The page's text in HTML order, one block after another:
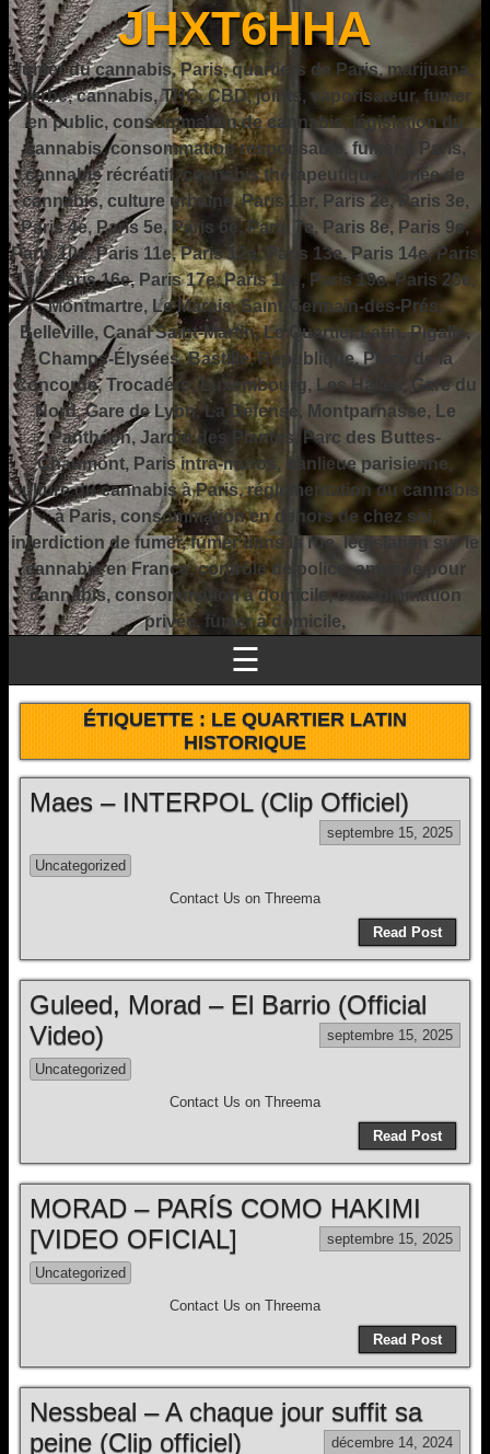
JHXT6HHA
fumer du cannabis, Paris, quartiers de Paris, marijuana,
herbe, cannabis, THC, CBD, joints, vaporisateur, fumer
en public, consommation de cannabis, législation du
cannabis, consommation responsable, fumer à Paris,
cannabis récréatif, cannabis thérapeutique, fumée de
cannabis, culture urbaine, Paris 1er, Paris 2e, Paris 3e,
Paris 4e, Paris 5e, Paris 6e, Paris 7e, Paris 8e, Paris 9e,
Paris 10e, Paris 11e, Paris 12e, Paris 13e, Paris 14e, Paris
15e, Paris 16e, Paris 17e, Paris 18e, Paris 19e, Paris 20e,
Montmartre, Le Marais, Saint-Germain-des-Prés,
Belleville, Canal Saint-Martin, Le Quartier Latin, Pigalle,
Champs-Élysées, Bastille, République, Place de la
Concorde, Trocadéro, Luxembourg, Les Halles, Gare du
Nord, Gare de Lyon, La Défense, Montparnasse, Le
Panthéon, Jardin des Plantes, Parc des Buttes-
Chaumont, Paris intra-muros, banlieue parisienne,
culture du cannabis à Paris, réglementation du cannabis
à Paris, consommation en dehors de chez soi,
interdiction de fumer, fumer dans la rue, législation sur le
cannabis en France, contrôle de police, amende pour
cannabis, consommation à domicile, consommation
privée, fumer à domicile,
☰
ÉTIQUETTE :LE QUARTIER LATIN
HISTORIQUE
Maes – INTERPOL (Clip Officiel)
septembre 15, 2025
Uncategorized
Contact Us on Threema
Read Post
Guleed, Morad – El Barrio (Official
Video)
septembre 15, 2025
Uncategorized
Contact Us on Threema
Read Post
MORAD – PARÍS COMO HAKIMI
[VIDEO OFICIAL]
septembre 15, 2025
Uncategorized
Contact Us on Threema
Read Post
Nessbeal – A chaque jour suffit sa
peine (Clip officiel)
décembre 14, 2024